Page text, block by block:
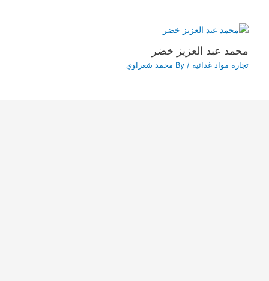
محمد عبد العزيز خضر
تجارة مواد غذائية / By محمد شعراوي